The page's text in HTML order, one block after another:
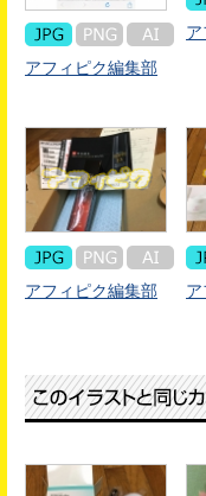
アフィピク編集部
アフィピク編集部